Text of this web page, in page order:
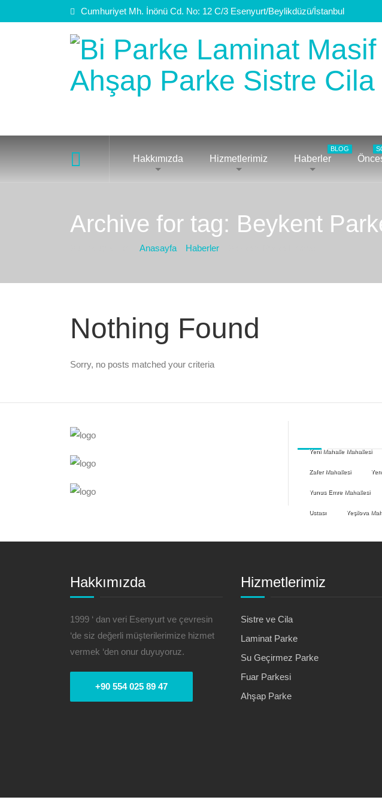
Cumhuriyet Mh. İnönü Cd. No: 12 C/3 Esenyurt/Beylikdüzü/İstanbul
Hakkımızda Hizmetlerimiz Haberler
BLOG
Archive for tag: Beykent
Anasayfa Haberler
Nothing Found
Sorry, no posts matched your criteria
Yeni Mahalle Mahallesi
Zafer Mahallesi
Yunus Emre Mahallesi
Ustası Yeşilova
Hakkımızda
1999 ‘ dan veri Esenyurt ve çevresin
‘de siz değerli müşterilerimize hizmet
vermek ‘den onur duyuyoruz.
+90 554 025 89 47
Hizmetlerimiz
Sistre ve Cila
Laminat Parke
Su Geçirmez Parke
Fuar Parkesi
Ahşap Parke